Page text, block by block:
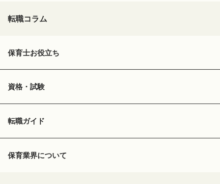
転職コラム
保育士お役立ち
資格・試験
転職ガイド
保育業界について